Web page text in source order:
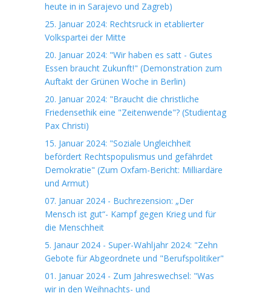
heute in in Sarajevo und Zagreb)
25. Januar 2024: Rechtsruck in etablierter
Volkspartei der Mitte
20. Januar 2024: "Wir haben es satt - Gutes
Essen braucht Zukunft!" (Demonstration zum
Auftakt der Grünen Woche in Berlin)
20. Januar 2024: "Braucht die christliche
Friedensethik eine "Zeitenwende"? (Studientag
Pax Christi)
15. Januar 2024: "Soziale Ungleichheit
befördert Rechtspopulismus und gefährdet
Demokratie" (Zum Oxfam-Bericht: Milliardäre
und Armut)
07. Januar 2024 - Buchrezension: „Der
Mensch ist gut“- Kampf gegen Krieg und für
die Menschheit
5. Janaur 2024 - Super-Wahljahr 2024: "Zehn
Gebote für Abgeordnete und "Berufspolitiker"
01. Januar 2024 - Zum Jahreswechsel: "Was
wir in den Weihnachts- und